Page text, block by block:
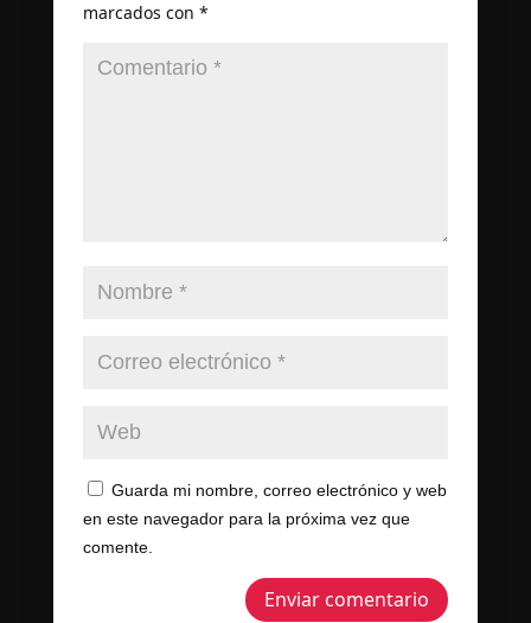
marcados con *
Guarda mi nombre, correo electrónico y web
en este navegador para la próxima vez que
comente.
Enviar comentario